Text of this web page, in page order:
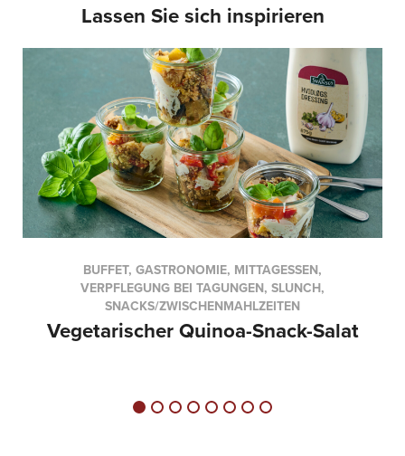
Lassen Sie sich inspirieren
BUFFET, GASTRONOMIE, MITTAGESSEN,
VERPFLEGUNG BEI TAGUNGEN, SLUNCH,
SNACKS/ZWISCHENMAHLZEITEN
Vegetarischer Quinoa-Snack-Salat